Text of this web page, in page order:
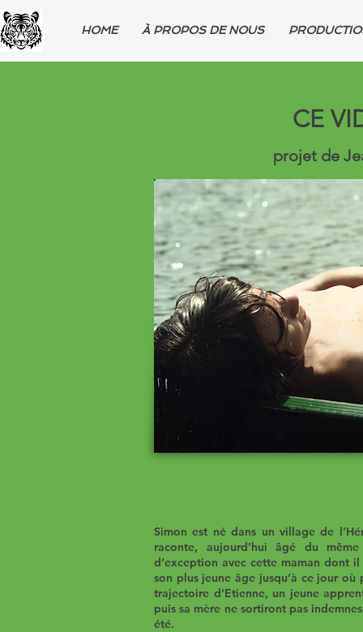
HOME À PROPOS DE NOUS
CE
projet de
Simon est né dans un village de
raconte, aujourd’hui âgé du
d’exception avec cette maman dont
son plus jeune âge jusqu’à ce jour
trajectoire d’Etienne, un jeune
puis sa mère ne sortiront pas
été.